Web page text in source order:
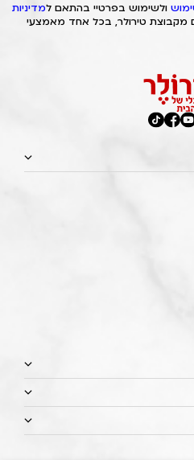
ולשימוש בפרטיי בהתאם למדיניות
מקבוצת טירולר, בכל אחד מאמצעי